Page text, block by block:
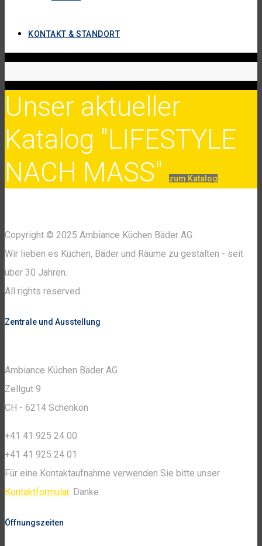
KONTAKT & STANDORT
Unser aktueller
Katalog "LIFESTYLE
NACH MASS"
zum Katalog
Copyright © 2025 Ambiance Küchen Bäder AG.
Wir lieben es Küchen, Bäder und Räume zu gestalten - seit
über 30 Jahren.
All rights reserved.
Zentrale und Ausstellung
Ambiance Küchen Bäder AG
Zellgut 9
CH - 6214 Schenkon
+41 41 925 24 00
+41 41 925 24 01
Für eine Kontaktaufnahme verwenden Sie bitte unser
Kontaktformular. Danke.
Öffnungszeiten